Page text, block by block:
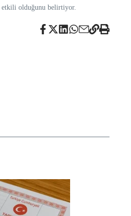
etkili olduğunu belirtiyor.